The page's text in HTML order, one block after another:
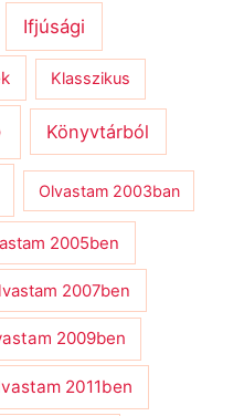
Ifjúsági
Klasszikus
Könyvtárból
Olvastam 2003ban
2005ben
2007ben
2009ben
2011ben